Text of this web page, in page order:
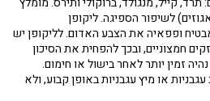
לשיפור הספיגה. ליקופן
ופפאיה את הצבע האדום. לליקופן יש
חמצוניים, ובכך להפחית את הסיכון
זמין יותר לאחר בישול או חימום.
או מיץ עגבניות באופן קבוע, ולא